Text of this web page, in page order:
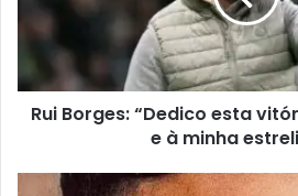
Rui Borges: “Dedico esta
e à minha